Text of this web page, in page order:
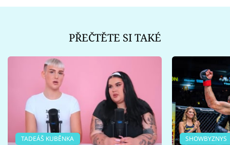
PŘEČTĚTE SI TAKÉ
TADEÁŠ KUBĚNKA SHOWBYZNYS